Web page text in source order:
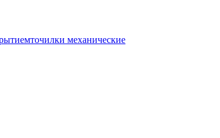
точилки механические